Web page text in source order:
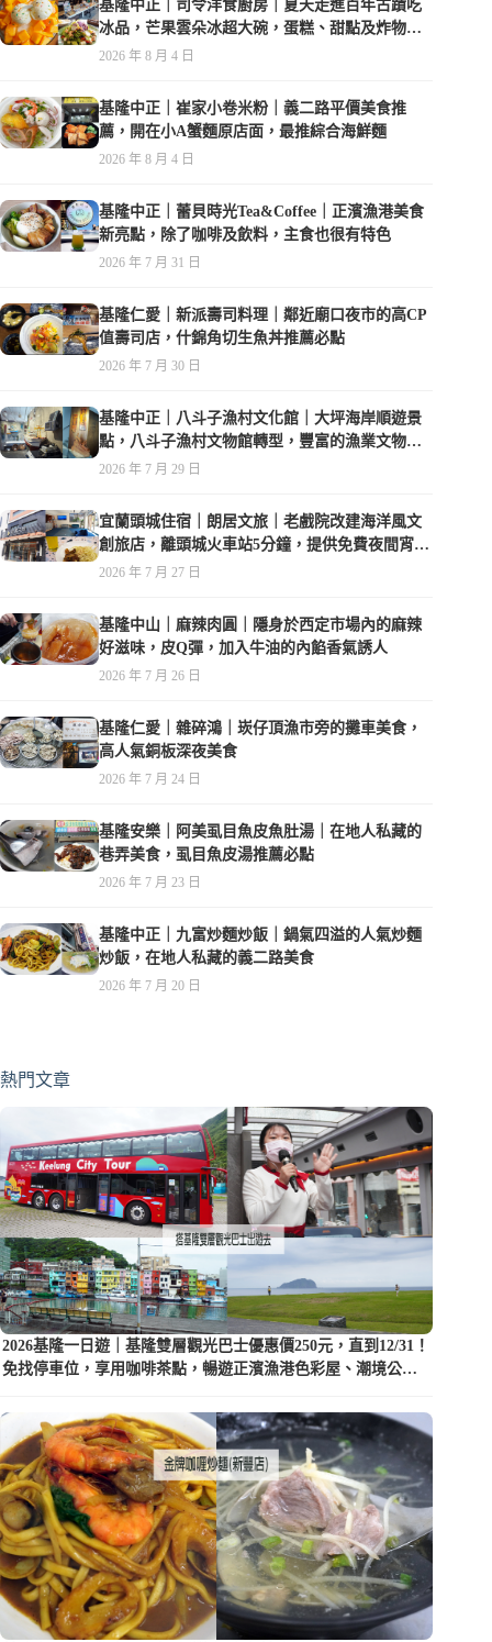
基隆中正｜司令洋食廚房｜夏天走進百年古蹟吃
冰品，芒果雲朵冰超大碗，蛋糕、甜點及炸物都
在水準之上
2026 年 8 月 4 日
基隆中正｜崔家小卷米粉｜義二路平價美食推
薦，開在小A蟹麵原店面，最推綜合海鮮麵
2026 年 8 月 4 日
基隆中正｜蕾貝時光Tea&Coffee｜正濱漁港美食
新亮點，除了咖啡及飲料，主食也很有特色
2026 年 7 月 31 日
基隆仁愛｜新派壽司料理｜鄰近廟口夜市的高CP
值壽司店，什錦角切生魚丼推薦必點
2026 年 7 月 30 日
基隆中正｜八斗子漁村文化館｜大坪海岸順遊景
點，八斗子漁村文物館轉型，豐富的漁業文物，
值得走訪
2026 年 7 月 29 日
宜蘭頭城住宿｜朗居文旅｜老戲院改建海洋風文
創旅店，離頭城火車站5分鐘，提供免費夜間宵
夜，親子遊戲空間
2026 年 7 月 27 日
基隆中山｜麻辣肉圓｜隱身於西定市場內的麻辣
好滋味，皮Q彈，加入牛油的內餡香氣誘人
2026 年 7 月 26 日
基隆仁愛｜雜碎鴻｜崁仔頂漁市旁的攤車美食，
高人氣銅板深夜美食
2026 年 7 月 24 日
基隆安樂｜阿美虱目魚皮魚肚湯｜在地人私藏的
巷弄美食，虱目魚皮湯推薦必點
2026 年 7 月 23 日
基隆中正｜九富炒麵炒飯｜鍋氣四溢的人氣炒麵
炒飯，在地人私藏的義二路美食
2026 年 7 月 20 日
熱門文章
2026基隆一日遊｜基隆雙層觀光巴士優惠價250元，直到12/31！
免找停車位，享用咖啡茶點，暢遊正濱漁港色彩屋、潮境公園